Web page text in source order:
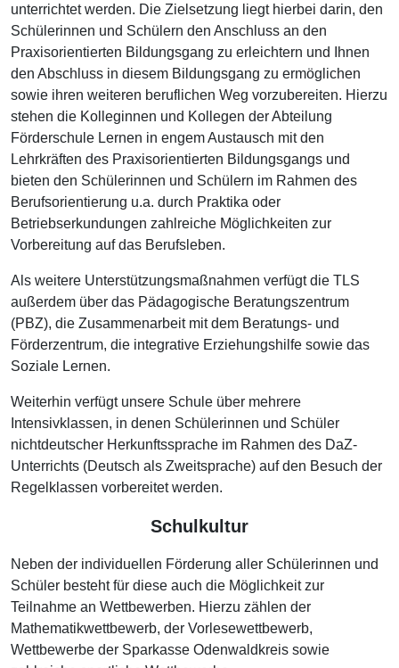
unterrichtet werden. Die Zielsetzung liegt hierbei darin, den
Schülerinnen und Schülern den Anschluss an den
Praxisorientierten Bildungsgang zu erleichtern und Ihnen
den Abschluss in diesem Bildungsgang zu ermöglichen
sowie ihren weiteren beruflichen Weg vorzubereiten. Hierzu
stehen die Kolleginnen und Kollegen der Abteilung
Förderschule Lernen in engem Austausch mit den
Lehrkräften des Praxisorientierten Bildungsgangs und
bieten den Schülerinnen und Schülern im Rahmen des
Berufsorientierung u.a. durch Praktika oder
Betriebserkundungen zahlreiche Möglichkeiten zur
Vorbereitung auf das Berufsleben.
Als weitere Unterstützungsmaßnahmen verfügt die TLS
außerdem über das Pädagogische Beratungszentrum
(PBZ), die Zusammenarbeit mit dem Beratungs- und
Förderzentrum, die integrative Erziehungshilfe sowie das
Soziale Lernen.
Weiterhin verfügt unsere Schule über mehrere
Intensivklassen, in denen Schülerinnen und Schüler
nichtdeutscher Herkunftssprache im Rahmen des DaZ-
Unterrichts (Deutsch als Zweitsprache) auf den Besuch der
Regelklassen vorbereitet werden.
Schulkultur
Neben der individuellen Förderung aller Schülerinnen und
Schüler besteht für diese auch die Möglichkeit zur
Teilnahme an Wettbewerben. Hierzu zählen der
Mathematikwettbewerb, der Vorlesewettbewerb,
Wettbewerbe der Sparkasse Odenwaldkreis sowie